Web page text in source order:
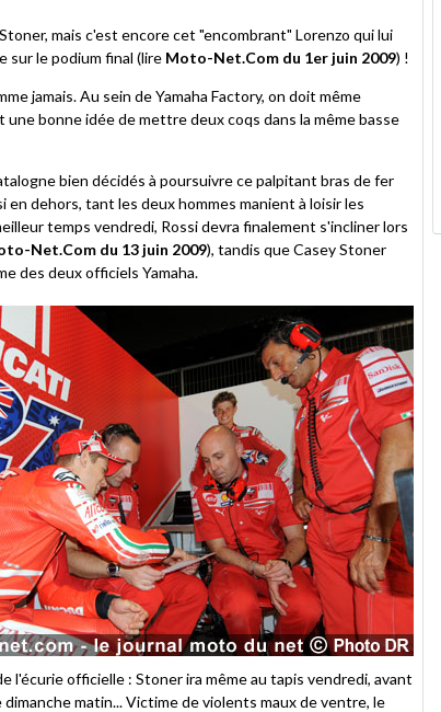
mais c'est encore cet "encombrant" Lorenzo qui lui
sur le podium final (lire Moto-Net.Com du 1er juin 2009) !
jamais. Au sein de Yamaha Factory, on doit même
bonne idée de mettre deux coqs dans la même basse
bien décidés à poursuivre ce palpitant bras de fer
en dehors, tant les deux hommes manient à loisir les
temps vendredi, Rossi devra finalement s'incliner lors
Net.Com du 13 juin 2009), tandis que Casey Stoner
des deux officiels Yamaha.
officielle : Stoner ira même au tapis vendredi, avant
matin... Victime de violents maux de ventre, le